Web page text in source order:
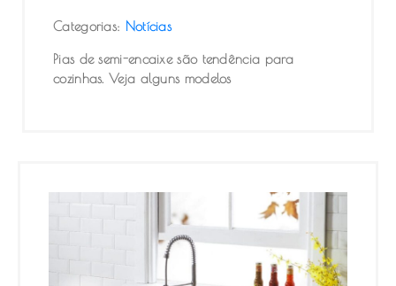
Categorias: Notícias
Pias de semi-encaixe são tendência para
cozinhas. Veja alguns modelos